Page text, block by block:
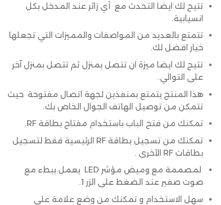
تتيح لك ايضا التحدث مع أي زائر عند المدخل بكل
انسيابية.
تتمتع بالعديد من المواصفات والمميزات التي تجعلها
خيار افضل لك.
تتيح لك ايضا ميزة ان تتصل بمنزل ثم تتصل بمنزل آخر
على التوالي.
هذا المنتج يتمتع بمنفذين لجهة اتصال مفتوحة حيث
تتمكن من توصيل الهاتف الجوال الخاص بك.
تمكنك من فتح الباب باستخدام مفتاح بطاقة RF.
تمكنك من تسجيل بطاقة RF الرئيسية فقط لتسجيل
بطاقات RF الأخرى .
لمصممة مع وميض مؤشر LED يعمل ببطء مع
صوت صفير عند الضغط على الزر 1.
سهل الاستخدام و تمكنك من وضع علامة على